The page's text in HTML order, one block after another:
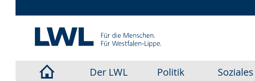
Der LWL Politik Soziales